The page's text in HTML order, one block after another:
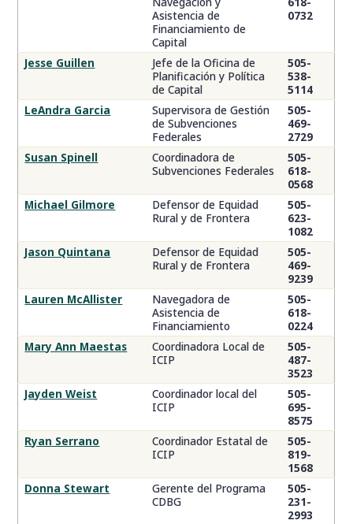
Asistencia de
Financiamiento de
Capital
0732
Jesse Guillen
Jefe de la Oficina de
Planificación y Política
de Capital
505-
538-
5114
LeAndra Garcia
Supervisora de Gestión
de Subvenciones
Federales
505-
469-
2729
Susan Spinell
Coordinadora de
Subvenciones Federales
505-
618-
0568
Michael Gilmore
Defensor de Equidad
Rural y de Frontera
505-
623-
1082
Jason Quintana
Defensor de Equidad
Rural y de Frontera
505-
469-
9239
Lauren McAllister
Navegadora de
Asistencia de
Financiamiento
505-
618-
0224
Mary Ann Maestas
Coordinadora Local de
ICIP
505-
487-
3523
Jayden Weist
Coordinador local del
ICIP
505-
695-
8575
Ryan Serrano
Coordinador Estatal de
ICIP
505-
819-
1568
Donna Stewart
Gerente del Programa
CDBG
505-
231-
2993